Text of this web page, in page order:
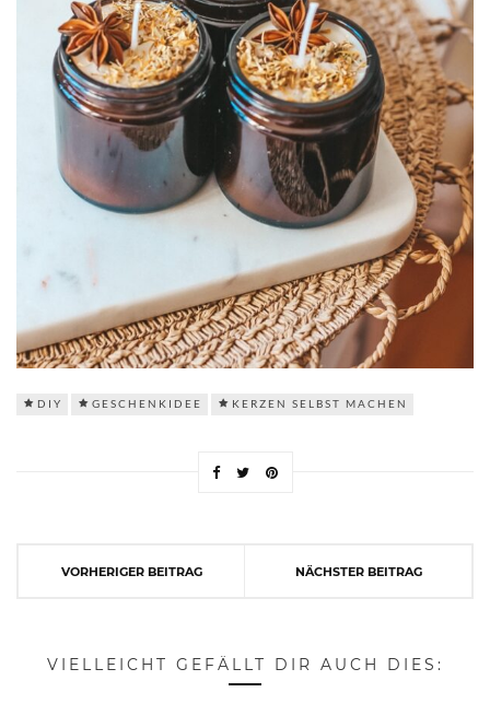
DIY GESCHENKIDEE KERZEN SELBST MACHEN
VORHERIGER BEITRAG NÄCHSTER BEITRAG
VIELLEICHT GEFÄLLT DIR AUCH DIES: